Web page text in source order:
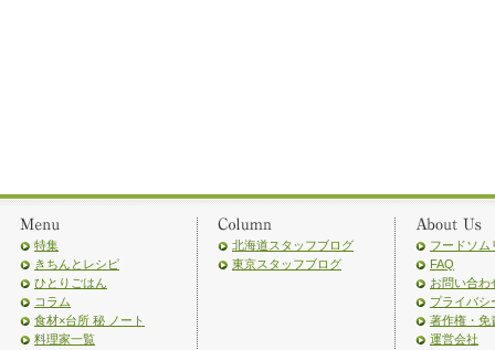
特集
きちんとレシピ
ひとりごはん
コラム
食材×台所 秘 ノート
料理家一覧
北海道スタッフブログ
東京スタッフブログ
フードソム
FAQ
お問い合わ
プライバシ
著作権・免
運営会社